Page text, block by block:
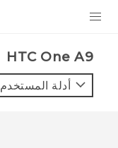
VIVE
HTC One A9‎
أدلة المستخدم